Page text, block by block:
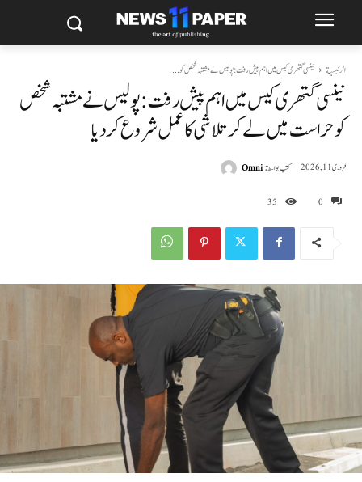
الرئيسية نینسی گتھری کیس میں اہم پیش رفت: پولیس نے مشتبہ شخص کو...
نینسی گتھری کیس میں اہم پیش رفت: پولیس نے مشتبہ شخص
کو حراست میں لے کر تلاشی کا عمل شروع کر دیا
0
35
فروری 11, 2026 كتب بواسطةOmni